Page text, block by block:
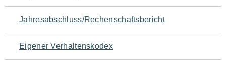
Jahresabschluss/Rechenschaftsbericht
Eigener Verhaltenskodex